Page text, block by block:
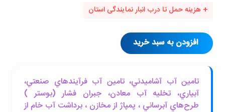
+ هزینه حمل تا درب انبار نمایندگی استان
افزودن به سبد خرید
تامين آب آشاميدني، تامين آب فرآيندهاي صنعتي،
آبياري، تخليه آب معادن، جبران فشار (بوستر )
طرح‌هاي آبرساني ، پمپاژ از مخازن ، برداشت آب خام از